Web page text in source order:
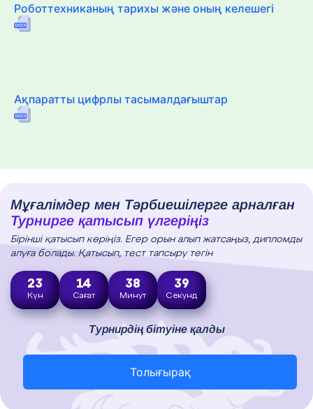
Роботтехниканың тарихы және оның келешегі
Ақпаратты цифрлы тасымалдағыштар
Мұғалімдер мен Тәрбиешілерге арналған
Турнирге қатысып үлгеріңіз
Бірінші қатысып көріңіз. Егер орын алып жатсаңыз, дипломды
алуға болады. Қатысып, тест тапсыру тегін
23
Күн
14
Сағат
38
Минут
38
Секунд
Турнирдің бітуіне қалды
Толығырақ